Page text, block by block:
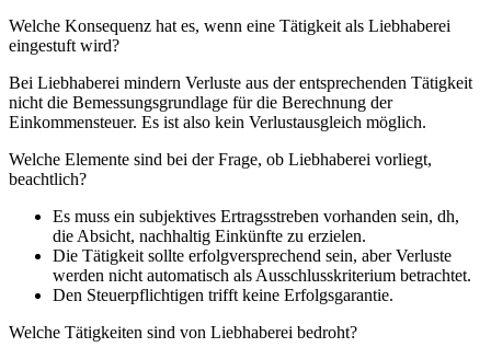
Welche Konsequenz hat es, wenn eine Tätigkeit als Liebhaberei
eingestuft wird?
Bei Liebhaberei mindern Verluste aus der entsprechenden Tätigkeit
nicht die Bemessungsgrundlage für die Berechnung der
Einkommensteuer. Es ist also kein Verlustausgleich möglich.
Welche Elemente sind bei der Frage, ob Liebhaberei vorliegt,
beachtlich?
Es muss ein subjektives Ertragsstreben vorhanden sein, dh,
die Absicht, nachhaltig Einkünfte zu erzielen.
Die Tätigkeit sollte erfolgversprechend sein, aber Verluste
werden nicht automatisch als Ausschlusskriterium betrachtet.
Den Steuerpflichtigen trifft keine Erfolgsgarantie.
Welche Tätigkeiten sind von Liebhaberei bedroht?